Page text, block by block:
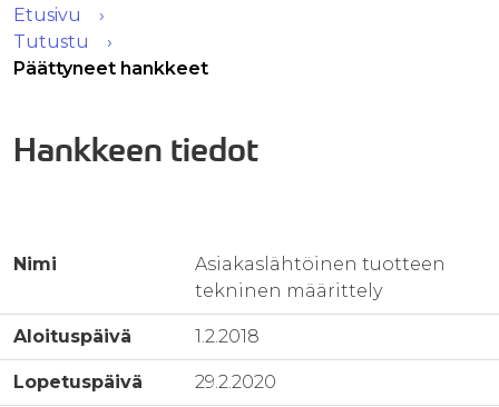
Etusivu
Tutustu
Päättyneet hankkeet
Hankkeen tiedot
Nimi
Asiakaslähtöinen tuotteen
tekninen määrittely
Aloituspäivä 1.2.2018
Lopetuspäivä 29.2.2020